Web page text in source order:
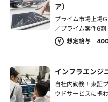
ア）
プライム市場上場
／プライム案件6割
想定給与
インフラエンジ
自社内勤務！東証
ウドサービスに携